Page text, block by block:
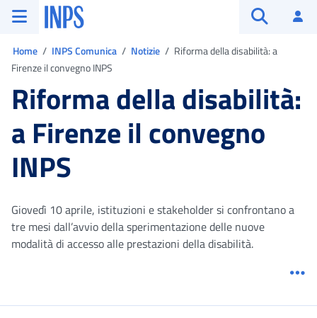
Vai al menu principale
Vai al contenuto principale
Vai al pie' di pagina
INPS ()
Home INPS Comunica Notizie
Riforma della disabilità: a
Firenze il convegno INPS
Riforma della disabilità:
a Firenze il convegno
INPS
Giovedì 10 aprile, istituzioni e stakeholder si confrontano a
tre mesi dall’avvio della sperimentazione delle nuove
modalità di accesso alle prestazioni della disabilità.